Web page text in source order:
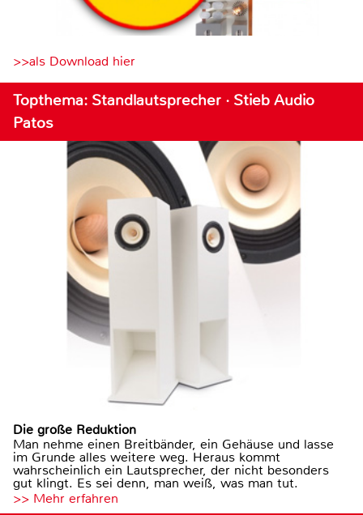
>>als Download hier
Topthema: Standlautsprecher · Stieb Audio
Patos
Die große Reduktion
Man nehme einen Breitbänder, ein Gehäuse und lasse
im Grunde alles weitere weg. Heraus kommt
wahrscheinlich ein Lautsprecher, der nicht besonders
gut klingt. Es sei denn, man weiß, was man tut.
>> Mehr erfahren